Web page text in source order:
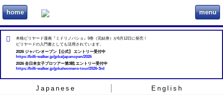
home ビリヲカ menu
本格ビリヤード漫画『ミドリノバショ』9巻（完結巻）が6月12日に発売！
ビリヤードの入門書としても活用されています。
2026 ジャパンオープン【公式】 エントリー受付中
https://billi-walker.jp/jpba/japanopen/2026
2026 全日本女子プロツアー第3戦 エントリー受付中
https://billi-walker.jp/jpba/womens-tour/2026-3rd
Japanese English